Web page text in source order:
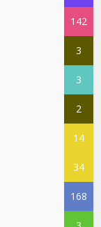
142
3
3
2
14
34
168